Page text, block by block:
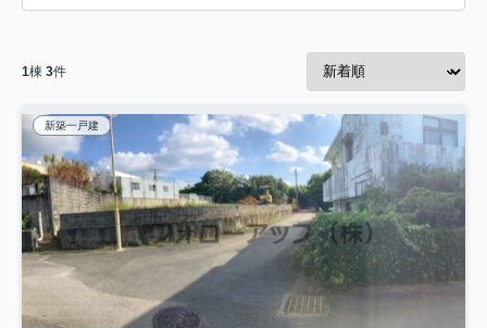
1棟 3件
新築一戸建